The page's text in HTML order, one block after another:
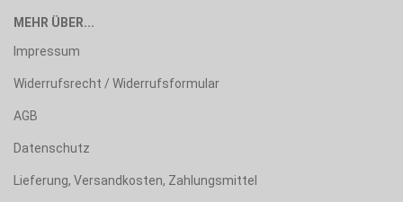
MEHR ÜBER...
Impressum
Widerrufsrecht / Widerrufsformular
AGB
Datenschutz
Lieferung, Versandkosten, Zahlungsmittel